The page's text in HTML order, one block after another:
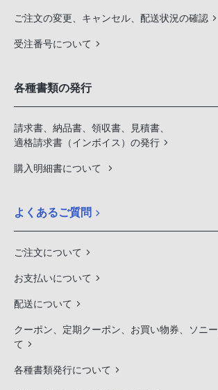
ご注文の変更、キャンセル、配送状況の確認
受注番号について
各種書類の発行
請求書、納品書、領収書、見積書、
適格請求書（インボイス）の発行
購入明細書について
よくあるご質問
ご注文について
お支払いについて
配送について
クーポン、定期クーポン、お買い物券、ソニ
て
各種書類発行について